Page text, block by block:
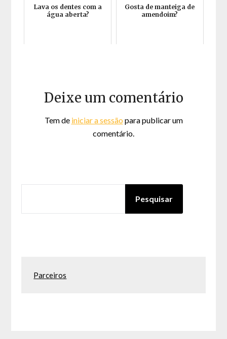
Lava os dentes com a
água aberta?
Gosta de manteiga de
amendoim?
Deixe um comentário
Tem de iniciar a sessão para publicar um
comentário.
Pesquisar
Parceiros